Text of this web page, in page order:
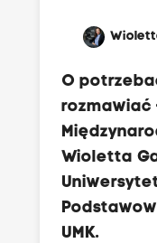
O
rozmawiać
Wioletta
UMK.